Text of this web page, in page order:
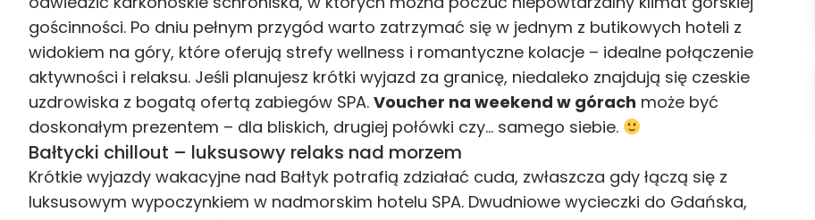
gościnności. Po dniu pełnym przygód warto zatrzymać się w jednym z butikowych hoteli z
widokiem na góry, które oferują strefy wellness i romantyczne kolacje – idealne połączenie
aktywności i relaksu. Jeśli planujesz krótki wyjazd za granicę, niedaleko znajdują się czeskie
uzdrowiska z bogatą ofertą zabiegów SPA. Voucher na weekend w górach może być
doskonałym prezentem – dla bliskich, drugiej połówki czy… samego siebie.
Bałtycki chillout – luksusowy relaks nad morzem
Krótkie wyjazdy wakacyjne nad Bałtyk potrafią zdziałać cuda, zwłaszcza gdy łączą się z
luksusowym wypoczynkiem w nadmorskim hotelu SPA. Dwudniowe wycieczki do Gdańska,